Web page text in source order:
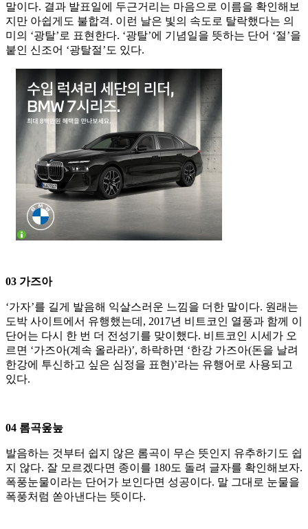
말이다. 결과 발표일에 두근거리는 마음으로 이름을 확인해보
지만 아쉽게도 불합격. 이런 날은 빛의 속도로 탈락했다는 의
미의 ‘광탈’로 표현한다. ‘광탈’에 기념일을 뜻하는 단어 ‘절’을
붙인 신조어 ‘광탈절’도 있다.
03 가즈아
‘가자’를 길게 발음해 익살스러운 느낌을 더한 말이다. 원래는
도박 사이트에서 유행했는데, 2017년 비트코인 열풍과 함께 이
단어는 다시 한 번 더 전성기를 맞이했다. 비트코인 시세가 오
르면 ‘가즈아(계속 올라라)’, 하락하면 ‘한강 가즈아(돈을 날려
한강에 투신하고 싶은 심정을 표현)’라는 유행어로 사용되고
있다.
04 롬곡웊눞
발음하는 것부터 쉽지 않은 롬곡이 무슨 뜻인지 유추하기도 쉽
지 않다. 잘 모르겠다면 종이를 180도 돌려 글자를 확인해보자.
폭풍눈물이라는 단어가 보인다면 성공이다. 말 그대로 눈물을
폭풍처럼 쏟아낸다는 뜻이다.